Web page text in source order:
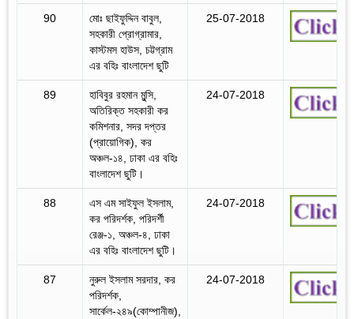
90
মোঃ ছাইফুদ্দিন বাবুল,
সহকারী প্রোগ্রামার,
কাস্টমস হাউস, চট্টগ্রাম
এর বহিঃ বাংলাদেশ ছুটি
25-07-2018
89
হাবিবুর রহমান মুন্সি,
অতিরিক্ত সহকারী কর
কমিশনার, সদর দপ্তর
(প্রায়োগিক), কর
অঞ্চল-১৪, ঢাকা এর বহিঃ
বাংলাদেশ ছুটি।
24-07-2018
88
এস এম সাইফুল ইসলাম,
কর পরিদর্শক, পরিদর্শী
রেঞ্জ-১, অঞ্চল-৪, ঢাকা
এর বহিঃ বাংলাদেশ ছুটি।
24-07-2018
87
নুরুল ইসলাম সরদার, কর
পরিদর্শক,
সার্কেল-২৪৯(কোম্পানীজ),
24-07-2018